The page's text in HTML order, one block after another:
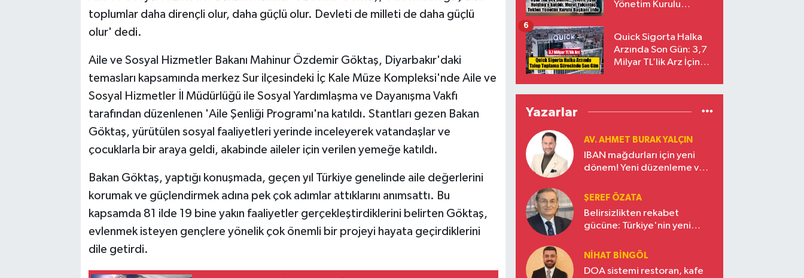
toplumlar daha dirençli olur, daha güçlü olur. Devleti de milleti de daha güçlü
olur' dedi.
Aile ve Sosyal Hizmetler Bakanı Mahinur Özdemir Göktaş, Diyarbakır'daki
temasları kapsamında merkez Sur ilçesindeki İç Kale Müze Kompleksi'nde Aile ve
Sosyal Hizmetler İl Müdürlüğü ile Sosyal Yardımlaşma ve Dayanışma Vakfı
tarafından düzenlenen 'Aile Şenliği Programı'na katıldı. Stantları gezen Bakan
Göktaş, yürütülen sosyal faaliyetleri yerinde inceleyerek vatandaşlar ve
çocuklarla bir araya geldi, akabinde aileler için verilen yemeğe katıldı.
Bakan Göktaş, yaptığı konuşmada, geçen yıl Türkiye genelinde aile değerlerini
korumak ve güçlendirmek adına pek çok adımlar attıklarını anımsattı. Bu
kapsamda 81 ilde 19 bine yakın faaliyetler gerçekleştirdiklerini belirten Göktaş,
evlenmek isteyen gençlere yönelik çok önemli bir projeyi hayata geçirdiklerini
dile getirdi.
Yönetim Kurulu
Quick Sigorta Halka
Arzında Son Gün: 3,7
Milyar TL’lik Arz İçin
Eriyor
6
Yazarlar
AV. AHMET BURAK YALÇIN
IBAN mağdurları için yeni
dönem! Yeni düzenleme ve
ŞEREF ÖZATA
Belirsizlikten rekabet
gücüne: Türkiye'nin yeni
NIHAT BINGÖL
DOA sistemi restoran, kafe